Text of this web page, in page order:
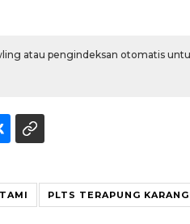
atau pengindeksan otomatis
PLTS TERAPUNG